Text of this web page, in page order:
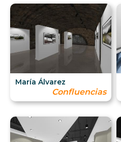
María Álvarez
Confluencias